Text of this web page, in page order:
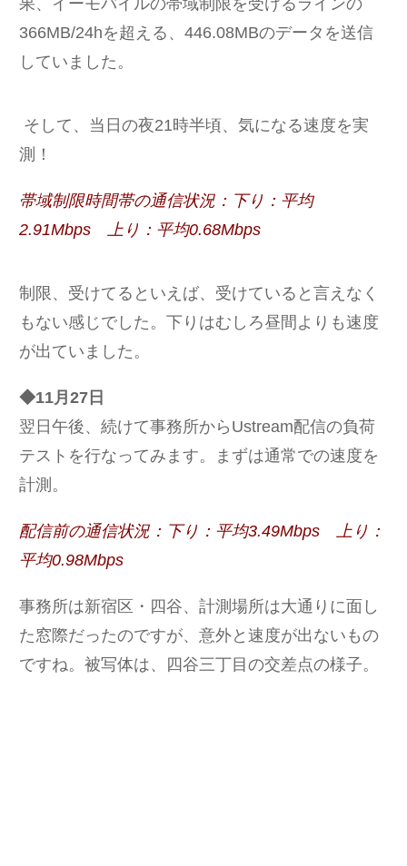
366MB/24hを超える、446.08MBのデータを送信
していました。
そして、当日の夜21時半頃、気になる速度を実
測！
帯域制限時間帯の通信状況：下り：平均
2.91Mbps 上り：平均0.68Mbps
制限、受けてるといえば、受けていると言えなく
もない感じでした。下りはむしろ昼間よりも速度
が出ていました。
◆11月27日
翌日午後、続けて事務所からUstream配信の負荷
テストを行なってみます。まずは通常での速度を
計測。
配信前の通信状況：下り：平均3.49Mbps 上り：
平均0.98Mbps
事務所は新宿区・四谷、計測場所は大通りに面し
た窓際だったのですが、意外と速度が出ないもの
ですね。被写体は、四谷三丁目の交差点の様子。